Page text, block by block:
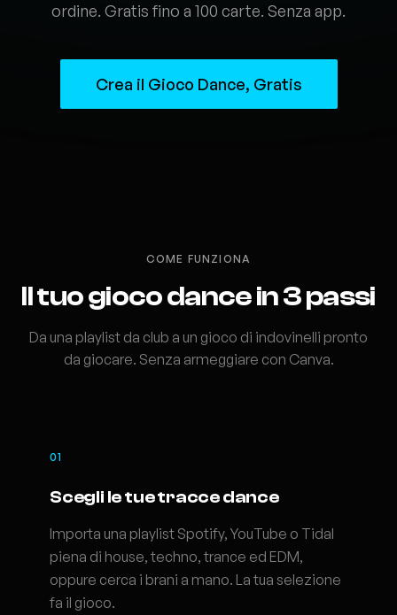
ordine. Gratis fino a 100 carte. Senza app.
Crea il Gioco Dance, Gratis
COME FUNZIONA
Il tuo gioco dance in 3 passi
Da una playlist da club a un gioco di indovinelli pronto
da giocare. Senza armeggiare con Canva.
01
Scegli le tue tracce dance
Importa una playlist Spotify, YouTube o Tidal
piena di house, techno, trance ed EDM,
oppure cerca i brani a mano. La tua selezione
fa il gioco.